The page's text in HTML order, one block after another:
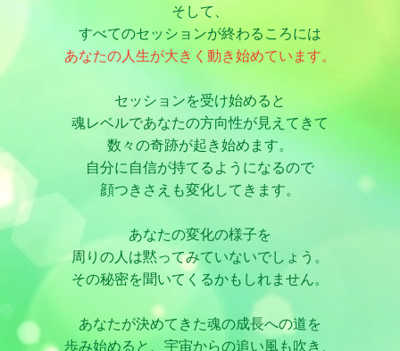
そして、
すべてのセッションが終わるころには
あなたの人生が大きく動き始めています。
セッションを受け始めると
魂レベルであなたの方向性が見えてきて
数々の奇跡が起き始めます。
自分に自信が持てるようになるので
顔つきさえも変化してきます。
あなたの変化の様子を
周りの人は黙ってみていないでしょう。
その秘密を聞いてくるかもしれません。
あなたが決めてきた魂の成長への道を
歩み始めると、 宇宙からの追い風も吹き、